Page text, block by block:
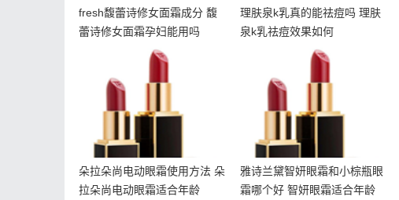
fresh馥蕾诗修女面霜成分 馥
蕾诗修女面霜孕妇能用吗
理肤泉k乳真的能祛痘吗 理肤
泉k乳祛痘效果如何
朵拉朵尚电动眼霜使用方
朵拉朵尚电动眼霜使用方法 朵
拉朵尚电动眼霜适合年龄
雅诗兰黛智妍眼霜和小棕
合年龄
雅诗兰黛智妍眼霜和小棕瓶眼
霜哪个好 智妍眼霜适合年龄